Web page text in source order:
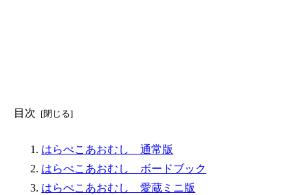
目次
はらぺこあおむし 通常版
はらぺこあおむし ボードブック
はらぺこあおむし 愛蔵ミニ版